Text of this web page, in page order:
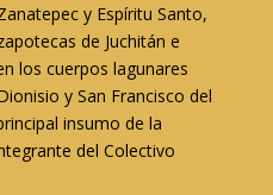
y Espíritu Santo,
de Juchitán e
los cuerpos lagunares
y San Francisco del
insumo de la
del Colectivo